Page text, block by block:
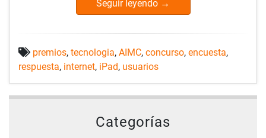
Seguir leyendo →
premios, tecnologia, AIMC, concurso, encuesta,
respuesta, internet, iPad, usuarios
Categorías